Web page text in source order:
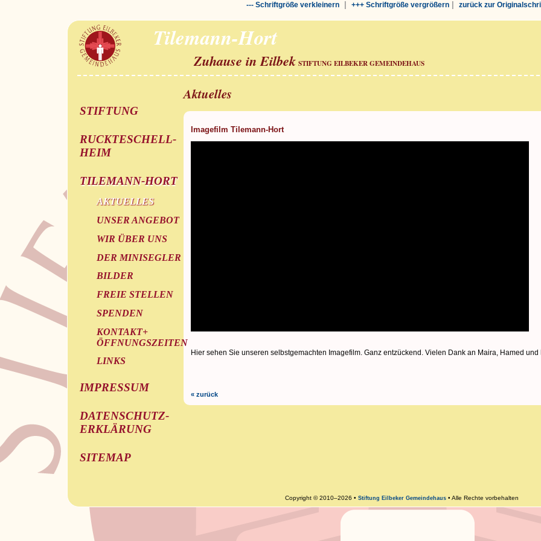
--- Schriftgröße verkleinern| +++ Schriftgröße vergrößern| zurück zur
Tilemann-Hort
Zuhause in Eilbek STIFTUNG EILBEKER GEMEINDEHAUS
STIFTUNG
RUCKTESCHELL-
HEIM
TILEMANN-HORT
AKTUELLES
UNSER ANGEBOT
WIR ÜBER UNS
DER MINISEGLER
BILDER
FREIE STELLEN
SPENDEN
KONTAKT+
ÖFFNUNGSZEITEN
LINKS
IMPRESSUM
DATENSCHUTZ-
ERKLÄRUNG
SITEMAP
Aktuelles
Imagefilm Tilemann-Hort
Hier sehen Sie unseren selbstgemachten Imagefilm. Ganz entzückend. Vielen Dank an Maira, Hamed und
« zurück
Copyright © 2010–2026 •Stiftung Eilbeker Gemeindehaus • Alle Rechte vorbehalten